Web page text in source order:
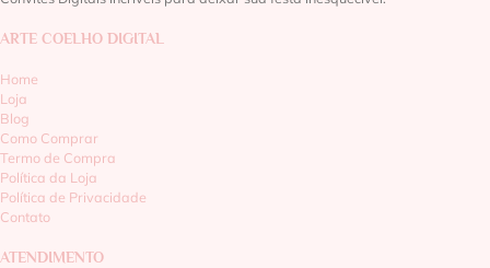
ARTE COELHO DIGITAL
Home
Loja
Blog
Como Comprar
Termo de Compra
Política da Loja
Política de Privacidade
Contato
ATENDIMENTO